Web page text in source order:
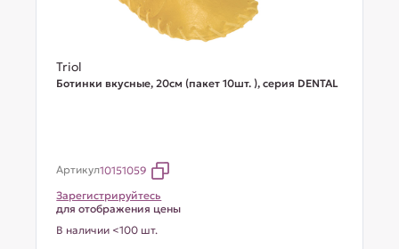
Triol
Ботинки вкусные, 20см (пакет 10шт. ), серия DENTAL
Артикул10151059
Зарегистрируйтесь
для отображения цены
В наличии <100 шт.